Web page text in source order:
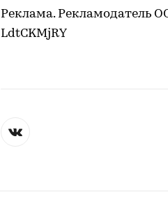
Реклама. Рекламодатель
LdtCKMjRY